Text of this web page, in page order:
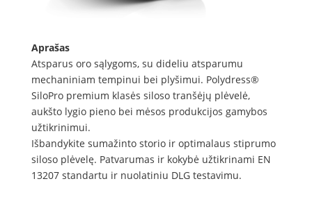
Aprašas
Atsparus oro sąlygoms, su dideliu atsparumu
mechaniniam tempinui bei plyšimui. Polydress®
SiloPro premium klasės siloso tranšėjų plėvelė,
aukšto lygio pieno bei mėsos produkcijos gamybos
užtikrinimui.
Išbandykite sumažinto storio ir optimalaus stiprumo
siloso plėvelę. Patvarumas ir kokybė užtikrinami EN
13207 standartu ir nuolatiniu DLG testavimu.